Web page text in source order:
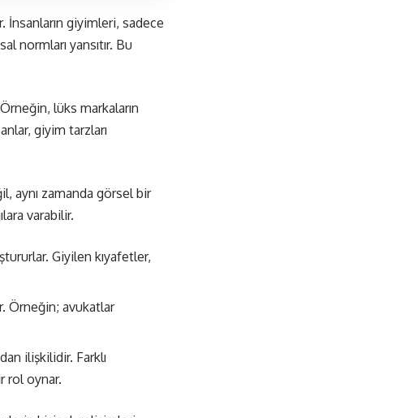
giyimleri, sadece
normları yansıtır. Bu
lüks markaların
giyim tarzları
aynı zamanda görsel bir
varabilir.
Giyilen kıyafetler,
Örneğin; avukatlar
ilişkilidir. Farklı
rol oynar.